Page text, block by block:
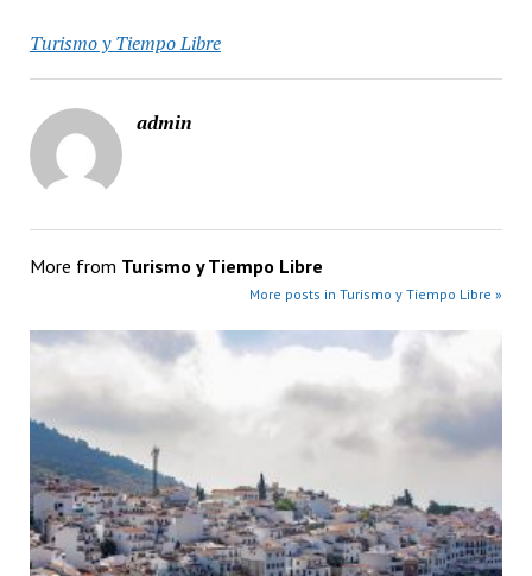
Turismo y Tiempo Libre
admin
More from Turismo y Tiempo Libre
More posts in Turismo y Tiempo Libre »